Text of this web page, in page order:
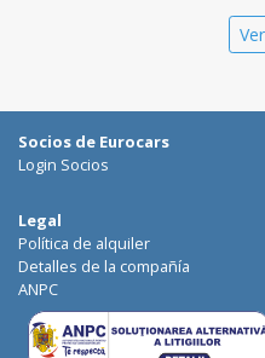
Galati
Suceava
Focsani
Targoviste
Ploiesti
Craiova
Botosani
Socios de Eurocars
Login Socios
Legal
Política de alquiler
Detalles de la compañía
ANPC